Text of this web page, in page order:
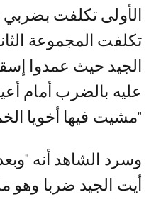
الأولى تكلفت بضربي
تكلفت المجموعة
الجيد حيث عمدوا
عليه بالضرب أمام
"مشيت فيها أخويا
وسرد الشاهد أنه
أيت الجيد ضربا وهو